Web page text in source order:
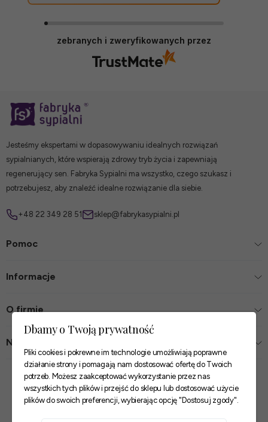
zebranych i zweryfikowanych przez
Jesteśmy ekspertami w dopasowywaniu idealnych rozwiązań
sypialnianych, które wspierają zdrowy tryb życia i zapewniają
regenerujący sen. Fabryka Sypialni ma wszystko, czego szukasz i
potrzebujesz, aby znaleźć idealne rozwiązanie dla siebie.
+48 22 349 28 51 sklep@fabrykasypialni.pl
Pomoc
Informacje
O firmie
Nasze sklepy
Zaufane płatności
Dbamy o Twoją prywatność
Pliki cookies i pokrewne im technologie umożliwiają poprawne
działanie strony i pomagają nam dostosować ofertę do Twoich
potrzeb. Możesz zaakceptować wykorzystanie przez nas
wszystkich tych plików i przejść do sklepu lub dostosować użycie
plików do swoich preferencji, wybierając opcję "Dostosuj zgody".